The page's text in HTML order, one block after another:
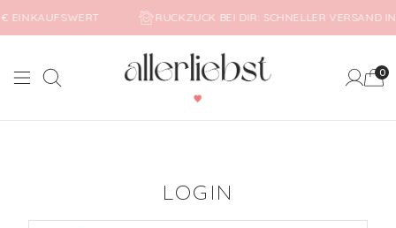
75€ EINKAUFSWERT RUCKZUCK BEI DIR: SCHNELLER
0
LOGIN